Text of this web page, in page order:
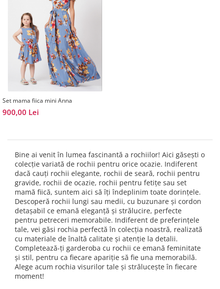
Set mama fiica mini Anna
900,00 Lei
Bine ai venit în lumea fascinantă a rochiilor! Aici găsești o
colecție variată de rochii pentru orice ocazie. Indiferent
dacă cauți rochii elegante, rochii de seară, rochii pentru
gravide, rochii de ocazie, rochii pentru fetițe sau set
mamă fiică, suntem aici să îți îndeplinim toate dorințele.
Descoperă rochii lungi sau medii, cu buzunare și cordon
detașabil ce emană eleganță și strălucire, perfecte
pentru petreceri memorabile. Indiferent de preferințele
tale, vei găsi rochia perfectă în colecția noastră, realizată
cu materiale de înaltă calitate și atenție la detalii.
Completează-ți garderoba cu rochii ce emană feminitate
și stil, pentru ca fiecare apariție să fie una memorabilă.
Alege acum rochia visurilor tale și strălucește în fiecare
moment!